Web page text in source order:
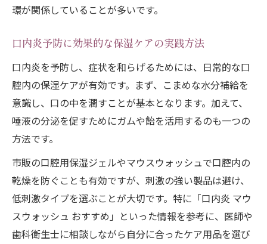
環が関係していることが多いです。
口内炎予防に効果的な保湿ケアの実践方法
口内炎を予防し、症状を和らげるためには、日常的な口
腔内の保湿ケアが有効です。まず、こまめな水分補給を
意識し、口の中を潤すことが基本となります。加えて、
唾液の分泌を促すためにガムや飴を活用するのも一つの
方法です。
市販の口腔用保湿ジェルやマウスウォッシュで口腔内の
乾燥を防ぐことも有効ですが、刺激の強い製品は避け、
低刺激タイプを選ぶことが大切です。特に「口内炎 マウ
スウォッシュ おすすめ」といった情報を参考に、医師や
歯科衛生士に相談しながら自分に合ったケア用品を選び